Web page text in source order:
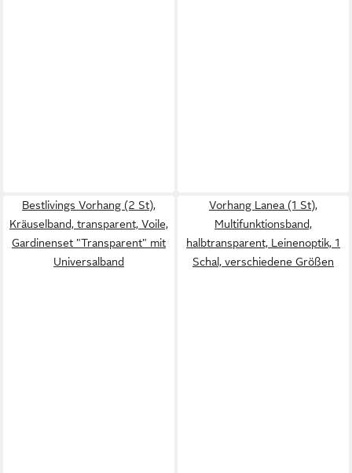
Bestlivings Vorhang (2 St),
Kräuselband, transparent, Voile,
Gardinenset "Transparent" mit
Universalband
Vorhang Lanea (1 St),
Multifunktionsband,
halbtransparent, Leinenoptik, 1
Schal, verschiedene Größen